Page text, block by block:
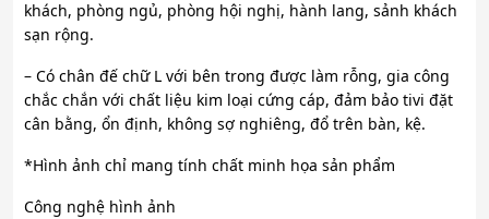
khách, phòng ngủ, phòng hội nghị, hành lang, sảnh khách
sạn rộng.
– Có chân đế chữ L với bên trong được làm rỗng, gia công
chắc chắn với chất liệu kim loại cứng cáp, đảm bảo tivi đặt
cân bằng, ổn định, không sợ nghiêng, đổ trên bàn, kệ.
*Hình ảnh chỉ mang tính chất minh họa sản phẩm
Công nghệ hình ảnh